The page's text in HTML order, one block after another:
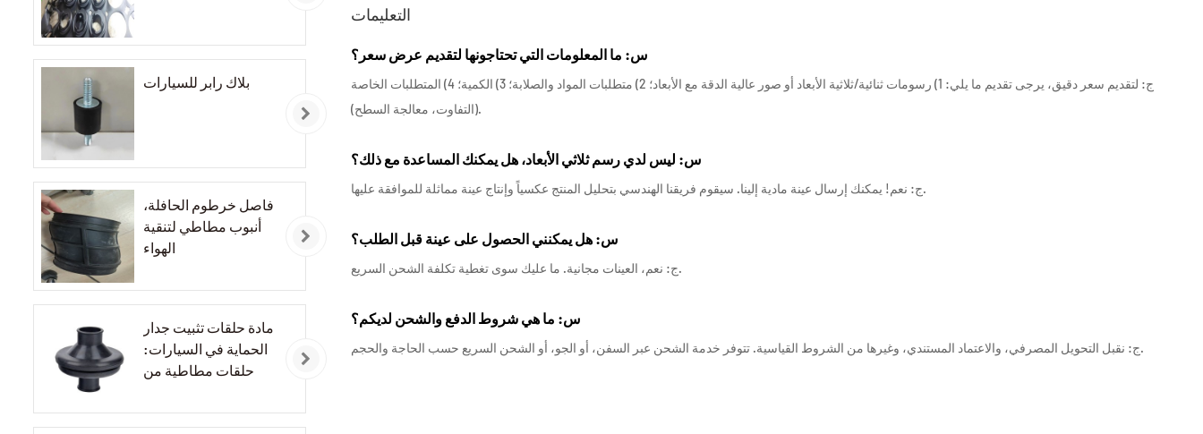
التعليمات
س: ما المعلومات التي تحتاجونها لتقديم عرض سعر؟
ج: لتقديم سعر دقيق، يرجى تقديم ما يلي: 1) رسومات ثنائية/ثلاثية الأبعاد أو صور عالية الدقة مع الأبعاد؛ 2) متطلبات المواد والصلابة؛ 3) الكمية؛ 4) المتطلبات الخاصة
(التفاوت، معالجة السطح).
س: ليس لدي رسم ثلاثي الأبعاد، هل يمكنك المساعدة مع ذلك؟
ج: نعم! يمكنك إرسال عينة مادية إلينا. سيقوم فريقنا الهندسي بتحليل المنتج عكسياً وإنتاج عينة مماثلة للموافقة عليها.
س: هل يمكنني الحصول على عينة قبل الطلب؟
ج: نعم، العينات مجانية. ما عليك سوى تغطية تكلفة الشحن السريع.
س: ما هي شروط الدفع والشحن لديكم؟
ج: نقبل التحويل المصرفي، والاعتماد المستندي، وغيرها من الشروط القياسية. تتوفر خدمة الشحن عبر السفن، أو الجو، أو الشحن السريع حسب الحاجة والحجم.
بلاك رابر للسيارات
فاصل خرطوم الحافلة،
أنبوب مطاطي لتنقية
الهواء
مادة حلقات تثبيت جدار
الحماية في السيارات:
حلقات مطاطية من